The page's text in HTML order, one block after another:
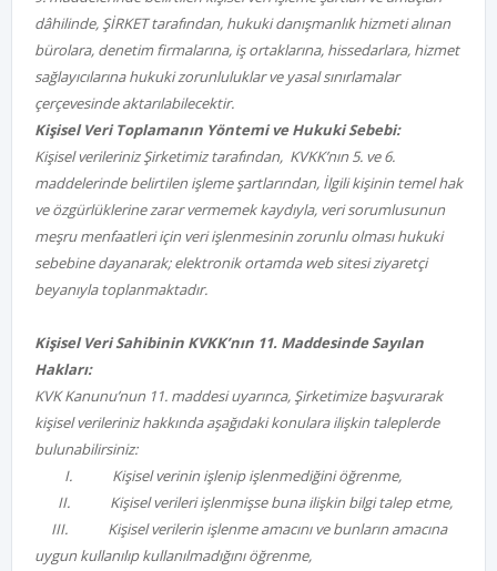
dâhilinde, ŞİRKET tarafından, hukuki danışmanlık hizmeti alınan
bürolara, denetim firmalarına, iş ortaklarına, hissedarlara, hizmet
sağlayıcılarına hukuki zorunluluklar ve yasal sınırlamalar
çerçevesinde aktarılabilecektir.
Kişisel Veri Toplamanın Yöntemi ve Hukuki Sebebi:
Kişisel verileriniz Şirketimiz tarafından, KVKK’nın 5. ve 6.
maddelerinde belirtilen işleme şartlarından, İlgili kişinin temel hak
ve özgürlüklerine zarar vermemek kaydıyla, veri sorumlusunun
meşru menfaatleri için veri işlenmesinin zorunlu olması hukuki
sebebine dayanarak; elektronik ortamda web sitesi ziyaretçi
beyanıyla toplanmaktadır.
Kişisel Veri Sahibinin KVKK’nın 11. Maddesinde Sayılan
Hakları:
KVK Kanunu’nun 11. maddesi uyarınca, Şirketimize başvurarak
kişisel verileriniz hakkında aşağıdaki konulara ilişkin taleplerde
bulunabilirsiniz:
I. Kişisel verinin işlenip işlenmediğini öğrenme,
II. Kişisel verileri işlenmişse buna ilişkin bilgi talep etme,
III. Kişisel verilerin işlenme amacını ve bunların amacına
uygun kullanılıp kullanılmadığını öğrenme,